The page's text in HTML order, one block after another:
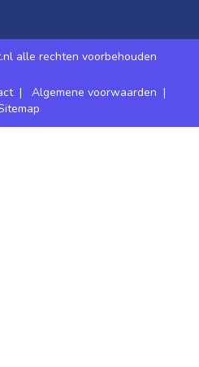
alle rechten voorbehouden
| Algemene voorwaarden |